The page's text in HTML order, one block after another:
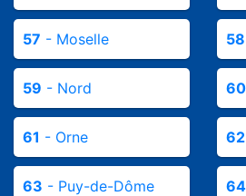
57 - Moselle 58
59 - Nord 60
61 - Orne 62
63 - Puy-de-Dôme 64